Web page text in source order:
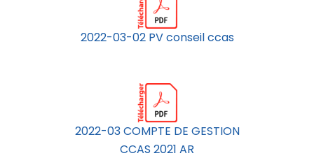
2022-03-02 PV conseil ccas
2022-03 COMPTE DE GESTION
CCAS 2021 AR